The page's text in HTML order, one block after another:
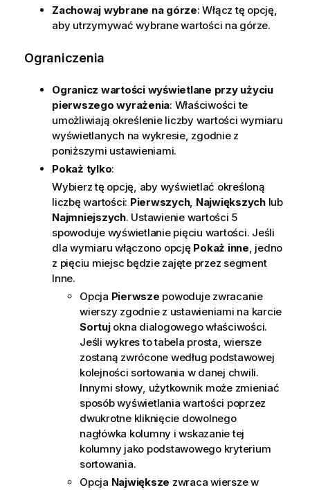
Zachowaj wybrane na górze: Włącz tę opcję,
aby utrzymywać wybrane wartości na górze.
Ograniczenia
Ogranicz wartości wyświetlane przy użyciu
pierwszego wyrażenia: Właściwości te
umożliwiają określenie liczby wartości wymiaru
wyświetlanych na wykresie, zgodnie z
poniższymi ustawieniami.
Pokaż tylko:
Wybierz tę opcję, aby wyświetlać określoną
liczbę wartości: Pierwszych, Największychlub
Najmniejszych. Ustawienie wartości 5
spowoduje wyświetlanie pięciu wartości. Jeśli
dla wymiaru włączono opcję Pokaż inne, jedno
z pięciu miejsc będzie zajęte przez segment
Inne.
Opcja Pierwsze powoduje zwracanie
wierszy zgodnie z ustawieniami na karcie
Sortujokna dialogowego właściwości.
Jeśli wykres to tabela prosta, wiersze
zostaną zwrócone według podstawowej
kolejności sortowania w danej chwili.
Innymi słowy, użytkownik może zmieniać
sposób wyświetlania wartości poprzez
dwukrotne kliknięcie dowolnego
nagłówka kolumny i wskazanie tej
kolumny jako podstawowego kryterium
sortowania.
Opcja Największe zwraca wiersze w